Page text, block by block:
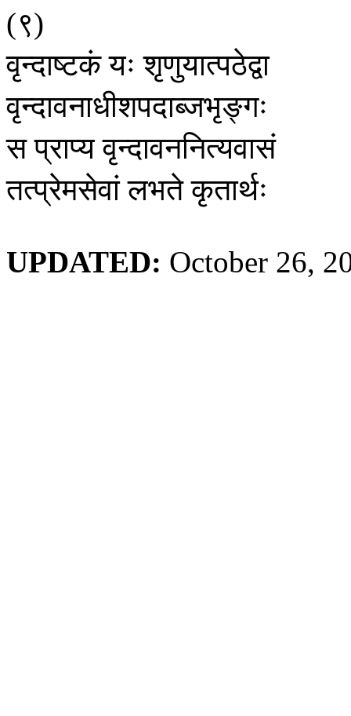
(९)
वृन्दाष्टकंयः शृणुयात्पठेद्वा
वृन्दावनाधीशपदाब्जभृङ्गः
सप्राप्यवृन्दावननित्यवासं
तत्प्रेमसेवांलभतेकृतार्थः
UPDATED: October 26,